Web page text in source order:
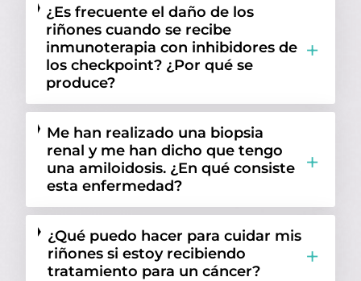
¿Es frecuente el daño de los
riñones cuando se recibe
inmunoterapia con inhibidores de
los checkpoint? ¿Por qué se
produce?
Me han realizado una biopsia
renal y me han dicho que tengo
una amiloidosis. ¿En qué consiste
esta enfermedad?
¿Qué puedo hacer para cuidar mis
riñones si estoy recibiendo
tratamiento para un cáncer?